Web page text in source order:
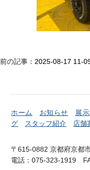
前の記事： 2025-08-17 11-
ホーム お知らせ 展
グ
スタッフ紹介 店舗
〒615-0882 京都府京都
電話：075-323-1919